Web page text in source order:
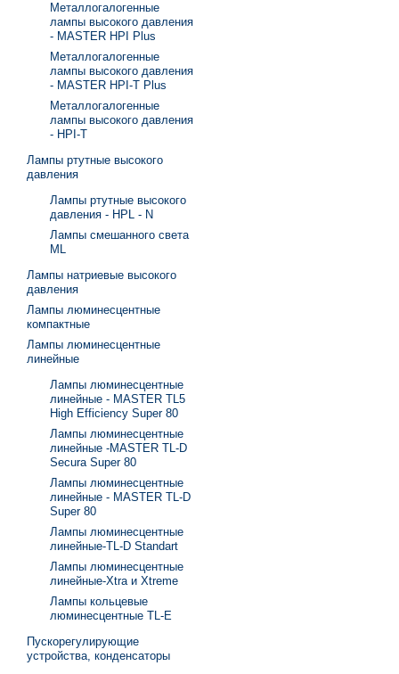
Металлогалогенные
лампы высокого давления
- MASTER HPI Plus
Металлогалогенные
лампы высокого давления
- MASTER HPI-T Plus
Металлогалогенные
лампы высокого давления
- HPI-T
Лампы ртутные высокого
давления
Лампы ртутные высокого
давления - HPL - N
Лампы смешанного света
ML
Лампы натриевые высокого
давления
Лампы люминесцентные
компактные
Лампы люминесцентные
линейные
Лампы люминесцентные
линейные - MASTER TL5
High Efficiency Super 80
Лампы люминесцентные
линейные -MASTER TL-D
Secura Super 80
Лампы люминесцентные
линейные - MASTER TL-D
Super 80
Лампы люминесцентные
линейные-TL-D Standart
Лампы люминесцентные
линейные-Xtra и Xtreme
Лампы кольцевые
люминесцентные TL-E
Пускорегулирующие
устройства, конденсаторы